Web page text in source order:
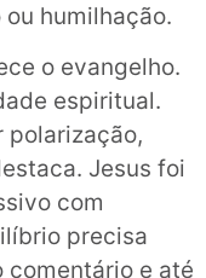
humilhação.
o evangelho.
espiritual.
polarização,
Jesus foi
com
precisa
comentário e até